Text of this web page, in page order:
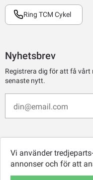
Ring TCM Cykel
Nyhetsbrev
Registrera dig för att få
senaste nytt.
Vi använder
annonser och för att